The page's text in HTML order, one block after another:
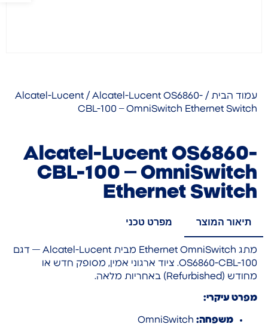
עמוד הבית /
Alcatel-Lucent / Alcatel-Lucent OS6860-
CBL-100 – OmniSwitch Ethernet Switch
Alcatel-Lucent OS6860-
CBL-100 – OmniSwitch
Ethernet Switch
תיאור המוצר מפרט טכני
מתג Ethernet OmniSwitch מבית Alcatel-Lucent — דגם
OS6860-CBL-100. ציוד ארגוני אמין, מסופק חדש או
מחודש (Refurbished) באחריות מלאה.
מפרט עיקרי:
משפחה: